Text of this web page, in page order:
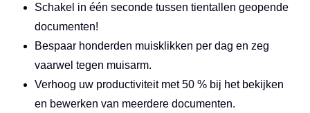
Schakel in één seconde tussen tientallen geopende
documenten!
Bespaar honderden muisklikken per dag en zeg
vaarwel tegen muisarm.
Verhoog uw productiviteit met 50 % bij het bekijken
en bewerken van meerdere documenten.